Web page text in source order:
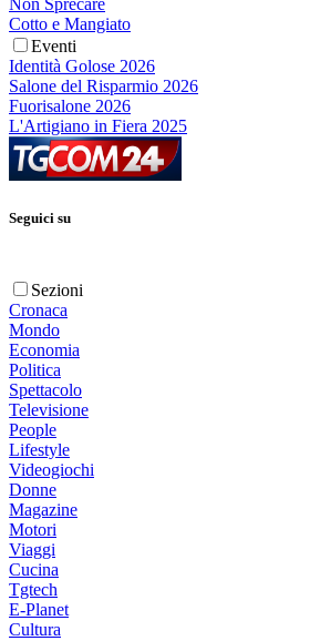
Cotto e Mangiato
Eventi
Identità Golose 2026
Salone del Risparmio 2026
Fuorisalone 2026
L'Artigiano in Fiera 2025
Seguici su
Sezioni
Cronaca
Mondo
Economia
Politica
Spettacolo
Televisione
People
Lifestyle
Videogiochi
Donne
Magazine
Motori
Viaggi
Cucina
Tgtech
E-Planet
Cultura